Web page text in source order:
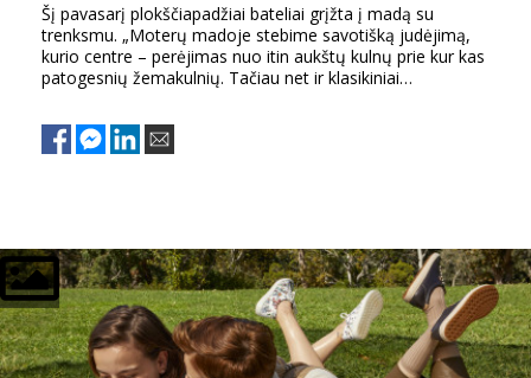
ORAI
ĮDOMYBĖS
ISTORIJA
INTERJERAS
NAMAI
Šį pavasarį plokščiapadžiai bateliai grįžta į madą su
trenksmu. „Moterų madoje stebime savotišką judėjimą,
kurio centre – perėjimas nuo itin aukštų kulnų prie kur kas
patogesnių žemakulnių. Tačiau net ir klasikiniai
mados tinklaraščio „Deichmann Shoelove“ autorė Viktorija
Šaulytė ir dalinasi plokščiapadžių derinimo subtilybėmis.